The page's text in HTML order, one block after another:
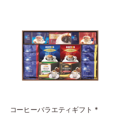
コーヒーバラエティギフト *